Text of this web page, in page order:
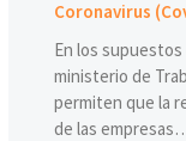
Coronavirus
En los supuestos
ministerio de
permiten que la
de las